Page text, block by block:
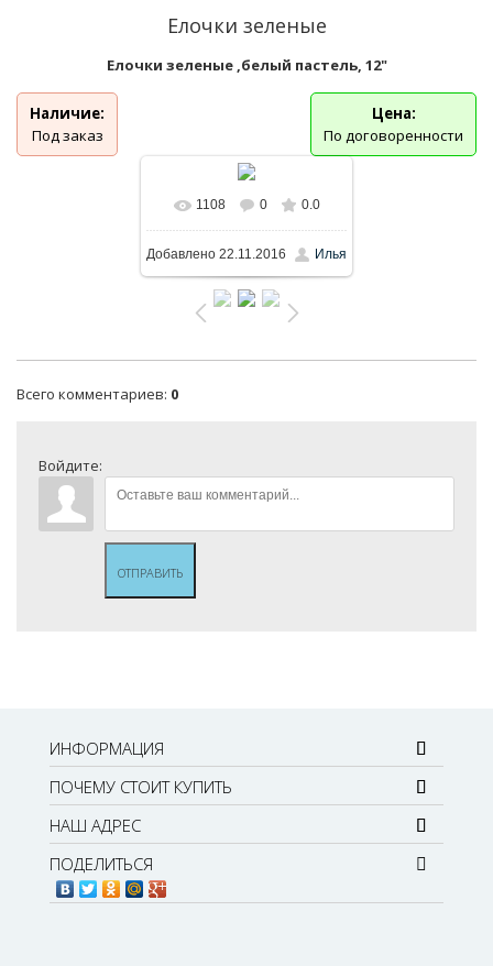
Елочки зеленые
Елочки зеленые ,белый пастель, 12"
Наличие:
Под заказ
Цена:
По договоренности
В реальном размере
992x906/ 168.1Kb
1108 0 0.0
Добавлено 22.11.2016 Илья
Всего комментариев: 0
Войдите:
ОТПРАВИТЬ
ИНФОРМАЦИЯ
ПОЧЕМУ СТОИТ КУПИТЬ
НАШ АДРЕС
ПОДЕЛИТЬСЯ